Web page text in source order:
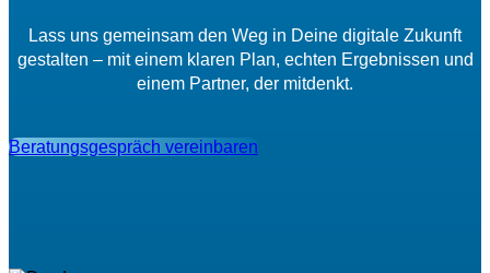
Lass uns gemeinsam den Weg in Deine digitale Zukunft
gestalten – mit einem klaren Plan, echten Ergebnissen und
einem Partner, der mitdenkt.
Beratungsgespräch vereinbaren